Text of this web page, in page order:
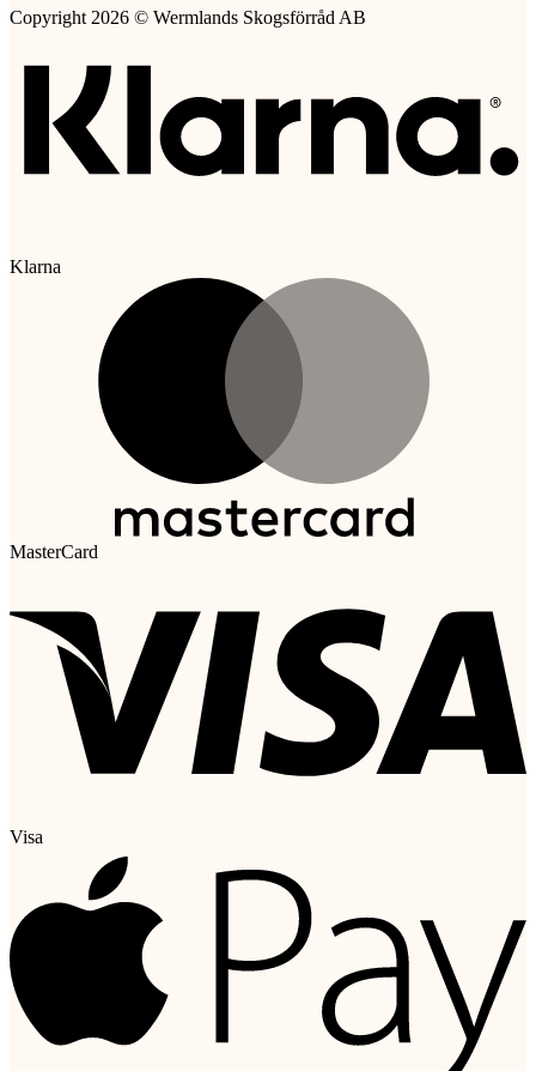
Copyright 2026 © Wermlands Skogsförråd AB
Klarna
MasterCard
Visa